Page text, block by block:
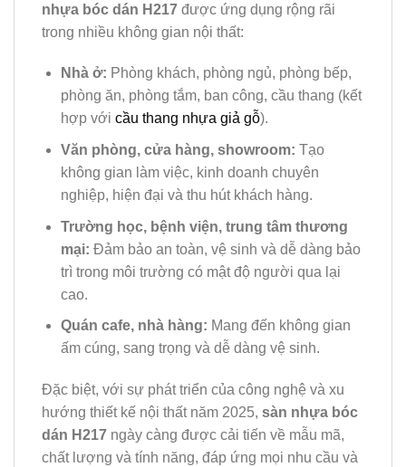
nhựa bóc dán H217 được ứng dụng rộng rãi
trong nhiều không gian nội thất:
Nhà ở: Phòng khách, phòng ngủ, phòng bếp,
phòng ăn, phòng tắm, ban công, cầu thang (kết
hợp với cầu thang nhựa giả gỗ).
Văn phòng, cửa hàng, showroom: Tạo
không gian làm việc, kinh doanh chuyên
nghiệp, hiện đại và thu hút khách hàng.
Trường học, bệnh viện, trung tâm thương
mại: Đảm bảo an toàn, vệ sinh và dễ dàng bảo
trì trong môi trường có mật độ người qua lại
cao.
Quán cafe, nhà hàng: Mang đến không gian
ấm cúng, sang trọng và dễ dàng vệ sinh.
Đặc biệt, với sự phát triển của công nghệ và xu
hướng thiết kế nội thất năm 2025, sàn nhựa bóc
dán H217 ngày càng được cải tiến về mẫu mã,
chất lượng và tính năng, đáp ứng mọi nhu cầu và